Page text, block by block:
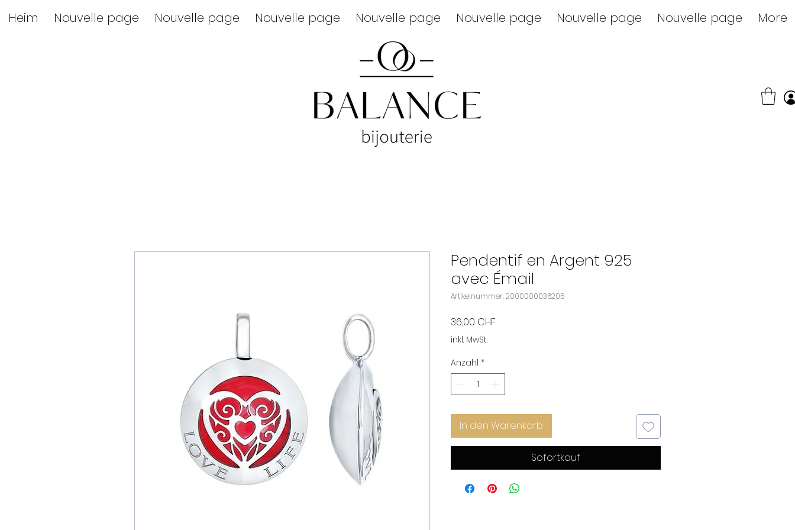
Heim Nouvelle page Nouvelle page Nouvelle page Nouvelle page Nouvelle page Nouvelle page Nouvelle page More
Pendentif en Argent 925
avec Émail
Artikelnummer: 2000000036205
36,00 CHF
inkl. MwSt.
Anzahl *
In den Warenkorb
Sofortkauf